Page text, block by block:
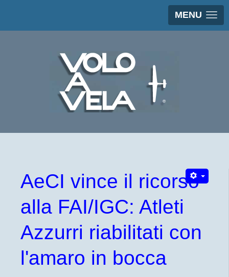
MENU
AeCI vince il ricorso
alla FAI/IGC: Atleti
Azzurri riabilitati con
l'amaro in bocca